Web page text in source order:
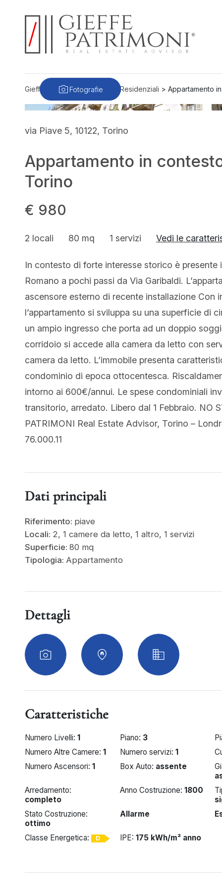
Gieffe Patrimoni>Immobili Residenziali > Appartamento
Fotografie
via Piave 5, 10122, Torino
Appartamento in
Torino
€ 980
2 locali 80 mq 1 servizi Vedi le
In contesto di forte interesse storico è
Romano a pochi passi da Via Garibaldi.
ascensore esterno di recente installazione Con
l’appartamento si sviluppa su una superficie di
un ampio ingresso che porta ad un doppio
corridoio si accede alla camera da letto con
camera da letto. L’immobile presenta
condominio di epoca ottocentesca.
intorno ai 600€/annui. Le spese condominiali
transitorio, arredato. Libero dal 1 Febbraio. NO
PATRIMONI Real Estate Advisor, Torino –
76.000.11
Dati principali
Riferimento: piave
Locali: 2, 1 camere da letto, 1 altro, 1 servizi
Superficie: 80 mq
Tipologia: Appartamento
Dettagli
Caratteristiche
Numero Livelli: 1 Piano: 3
Numero Altre Camere: 1 Numero servizi: 1
Numero Ascensori: 1 Box Auto: assente
Arredamento:
completo
Anno Costruzione: 1800
Stato Costruzione:
ottimo
Allarme
Classe Energetica: D IPE: 175 kWh/m² anno